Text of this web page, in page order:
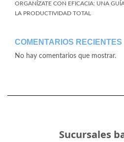
ORGANÍZATE CON EFICACIA: UNA
LA PRODUCTIVIDAD TOTAL
COMENTARIOS RECIENTES
No hay comentarios que mostrar.
Sucursales